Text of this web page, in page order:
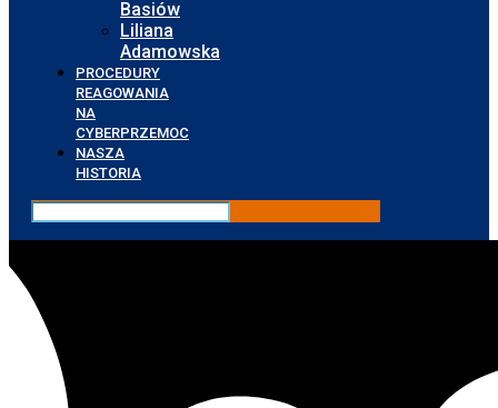
Basiów
Liliana
Adamowska
PROCEDURY
REAGOWANIA
NA
CYBERPRZEMOC
NASZA
HISTORIA